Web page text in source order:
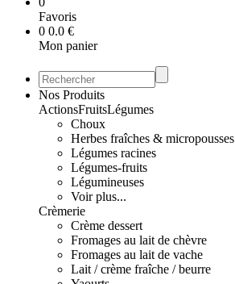
Favoris
0 0.0 €
Mon panier
Nos Produits
ActionsFruitsLégumes
Choux
Herbes fraîches & micropousses
Légumes racines
Légumes-fruits
Légumineuses
Voir plus...
Crèmerie
Crème dessert
Fromages au lait de chèvre
Fromages au lait de vache
Lait / crème fraîche / beurre